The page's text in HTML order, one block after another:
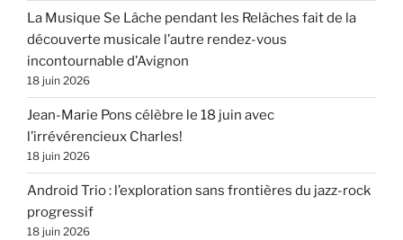
La Musique Se Lâche pendant les Relâches fait de la
découverte musicale l’autre rendez-vous
incontournable d’Avignon
18 juin 2026
Jean-Marie Pons célèbre le 18 juin avec
l’irrévérencieux Charles!
18 juin 2026
Android Trio : l’exploration sans frontières du jazz-rock
progressif
18 juin 2026